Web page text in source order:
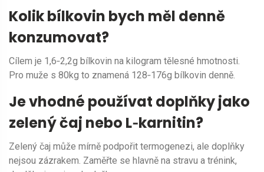
Kolik bílkovin bych měl denně
konzumovat?
Cílem je 1,6‑2,2g bílkovin na kilogram tělesné hmotnosti.
Pro muže s 80kg to znamená 128‑176g bílkovin denně.
Je vhodné používat doplňky jako
zelený čaj nebo L‑karnitin?
Zelený čaj může mírně podpořit termogenezi, ale doplňky
nejsou zázrakem. Zaměřte se hlavně na stravu a trénink,